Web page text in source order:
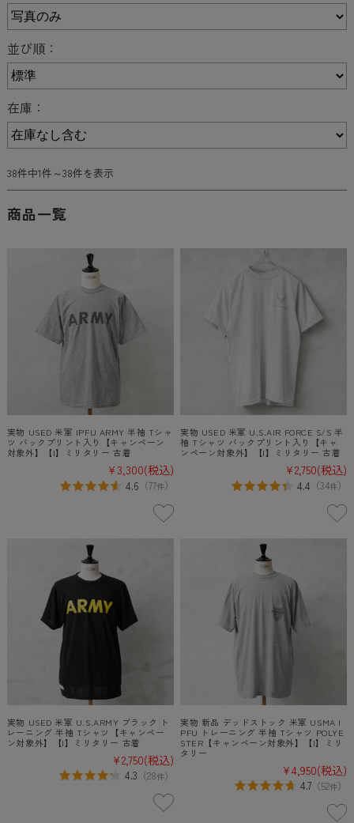
並び順：
在庫：
38件中1件～38件を表示
商品一覧
実物 USED 米軍 IPFU ARMY 半袖 Tシャ
ツ バックプリント入り【キャンペーン
対象外】【I】ミリタリー 古着
¥3,300(税込)
4.6 （77件）
実物 USED 米軍 U.S.AIR FORCE S/S 半
袖 Tシャツ バックプリント入り【キャ
ンペーン対象外】【I】ミリタリー 古着
¥2,750(税込)
4.4 （34件）
実物 USED 米軍 U.S.ARMY ブラック ト
レーニング 半袖 Tシャツ【キャンペー
ン対象外】【I】ミリタリー 古着
¥2,750(税込)
4.3 （28件）
実物 新品 デッドストック 米軍 USMA I
PFU トレーニング 半袖 Tシャツ POLYE
STER【キャンペーン対象外】【I】ミリ
タリー
¥4,950(税込)
4.7 （52件）